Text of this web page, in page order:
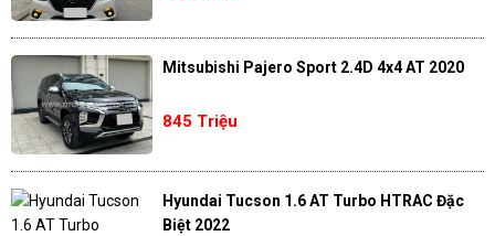
Mitsubishi Pajero Sport 2.4D 4x4 AT 2020
845 Triệu
Hyundai Tucson 1.6 AT Turbo HTRAC Đặc
Biệt 2022